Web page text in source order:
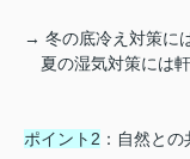
→ 冬の底冷え対策に
夏の湿気対策には軒
ポイント2 ：自然との